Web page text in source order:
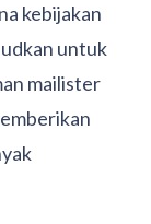
kebijakan
untuk
mailister